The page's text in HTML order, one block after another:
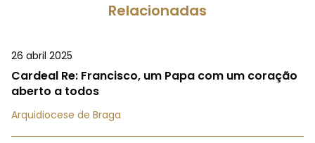
Relacionadas
26 abril 2025
Cardeal Re: Francisco, um Papa com um coração
aberto a todos
Arquidiocese de Braga